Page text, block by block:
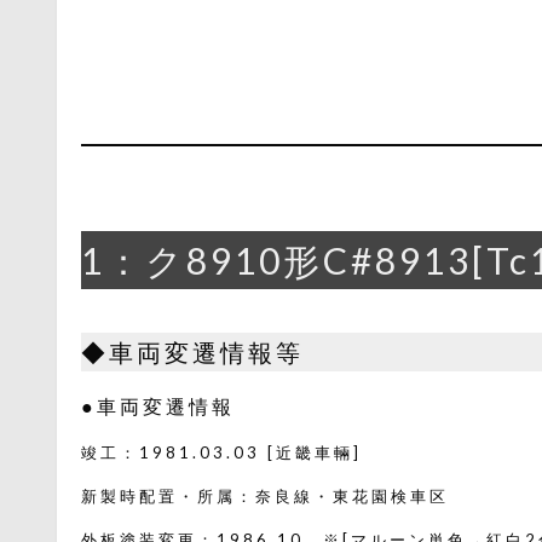
1：ク8910形
◆車両変遷情報等
●車両変遷情報
竣工：1981.03.03 [近畿車輛]
新製時配置・所属：奈良線・東花園検車区